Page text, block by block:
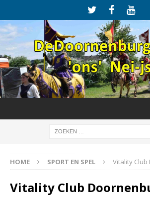
HOME SPORT EN SPEL Vitality
Vitality Club